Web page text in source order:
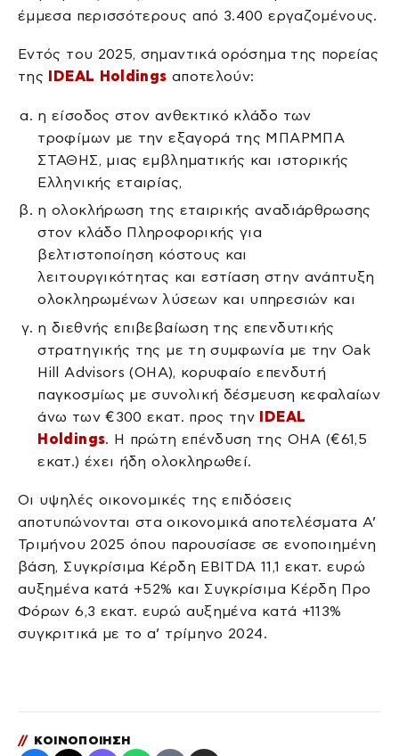
έμμεσα περισσότερους από 3.400 εργαζομένους.
Εντός του 2025, σημαντικά ορόσημα της πορείας
της
IDEAL Holdings αποτελούν:
η είσοδος στον ανθεκτικό κλάδο των
τροφίμων με την εξαγορά της ΜΠΑΡΜΠΑ
ΣΤΑΘΗΣ, μιας εμβληματικής και ιστορικής
Ελληνικής εταιρίας,
η ολοκλήρωση της εταιρικής αναδιάρθρωσης
στον κλάδο Πληροφορικής για
βελτιστοποίηση κόστους και
λειτουργικότητας και εστίαση στην ανάπτυξη
ολοκληρωμένων λύσεων και υπηρεσιών και
η διεθνής επιβεβαίωση της επενδυτικής
στρατηγικής της με τη συμφωνία με την Oak
Hill Advisors (OHA), κορυφαίο επενδυτή
παγκοσμίως με συνολική δέσμευση κεφαλαίων
άνω των €300 εκατ. προς την
IDEAL
Holdings. Η πρώτη επένδυση της OHA (€61,5
εκατ.) έχει ήδη ολοκληρωθεί.
Οι υψηλές οικονομικές της επιδόσεις
αποτυπώνονται στα οικονομικά αποτελέσματα Α’
Τριμήνου 2025 όπου παρουσίασε σε ενοποιημένη
βάση, Συγκρίσιμα Κέρδη EBITDA 11,1 εκατ. ευρώ
αυξημένα κατά +52% και Συγκρίσιμα Κέρδη Προ
Φόρων 6,3 εκατ. ευρώ αυξημένα κατά +113%
συγκριτικά με το α’ τρίμηνο 2024.
// ΚΟΙΝΟΠΟΙΗΣΗ